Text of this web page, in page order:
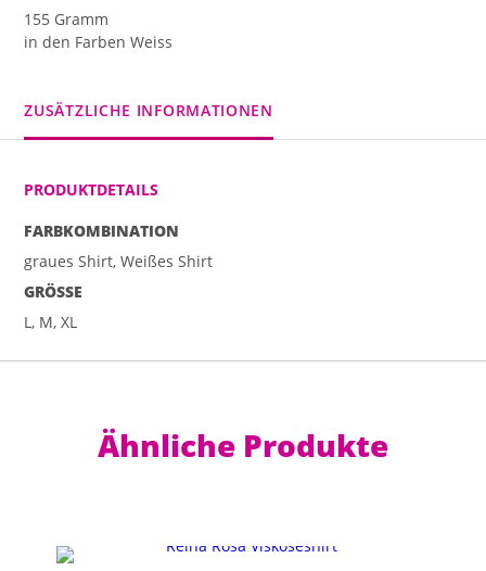
155 Gramm
in den Farben Weiss
ZUSÄTZLICHE INFORMATIONEN
PRODUKTDETAILS
FARBKOMBINATION
graues Shirt, Weißes Shirt
GRÖSSE
L, M, XL
Ähnliche Produkte
Dieses Produkt weist mehrere Varianten auf. Die Optionen können auf der Produktseite gewählt werden